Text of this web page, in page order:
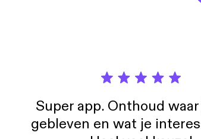
Super app. Onthoud
gebleven en wat je